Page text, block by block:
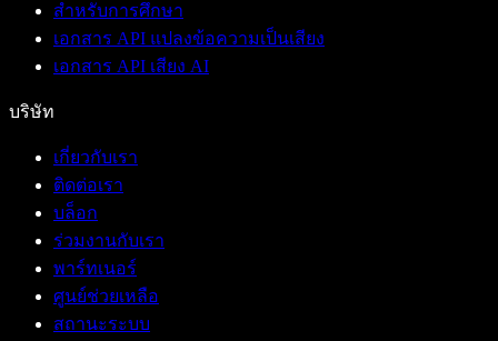
สำหรับการศึกษา
เอกสาร API แปลงข้อความเป็นเสียง
เอกสาร API เสียง AI
บริษัท
เกี่ยวกับเรา
ติดต่อเรา
บล็อก
ร่วมงานกับเรา
พาร์ทเนอร์
ศูนย์ช่วยเหลือ
สถานะระบบ